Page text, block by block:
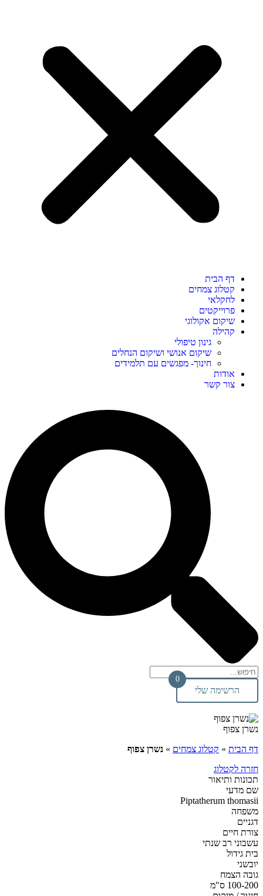
דף הבית
קטלוג צמחים
לחקלאי
פרוייקטים
שיקום אקולוגי
קהילה
גינון טיפולי
שיקום אנושי ושיקום הנחלים
חינוך- מפגשים עם תלמידים
אודות
צור קשר
הרשימה שלי
0
נשרן צפוף
דף הבית » קטלוג צמחים » נשרן צפוף
חזרה לקטלוג
תכונות ותיאור
שם מדעי
Piptatherum thomasii
משפחה
דגניים
צורת חיים
עשבוני רב שנתי
בית גידול
יובשני
גובה הצמח
100-200 ס"מ